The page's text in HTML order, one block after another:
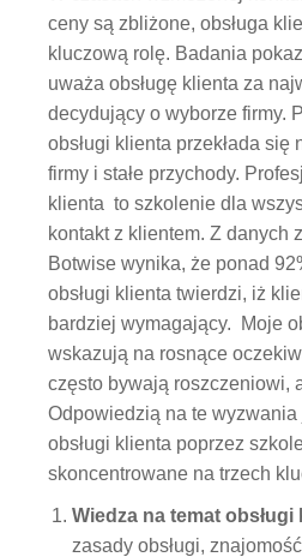
ceny są zbliżone, obsługa
kluczową rolę. Badania
uważa obsługę klienta za
decydujący o wyborze firmy.
obsługi klienta przekłada się
firmy i stałe przychody.
klienta to szkolenie dla
kontakt z klientem. Z danych
Botwise wynika, że ponad
obsługi klienta twierdzi, iż
bardziej wymagający. Moje
wskazują na rosnące
często bywają roszczeniowi,
Odpowiedzią na te wyzwania
obsługi klienta poprzez
skoncentrowane na trzech
Wiedza na temat obsługi
zasady obsługi,